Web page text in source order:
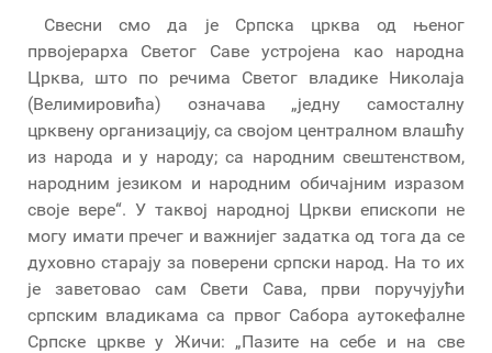
Свесни смо да је Српска црква од њеног
првојерарха Светог Саве устројена као народна
Црква, што по речима Светог владике Николаја
(Велимировића) означава „једну самосталну
црквену организацију, са својом централном влашћу
из народа и у народу; са народним свештенством,
народним језиком и народним обичајним изразом
своје вере“. У таквој народној Цркви епископи не
могу имати пречег и важнијег задатка од тога да се
духовно старају за поверени српски народ. На то их
је заветовао сам Свети Сава, први поручујући
српским владикама са првог Сабора аутокефалне
Српске цркве у Жичи: „Пазите на себе и на све